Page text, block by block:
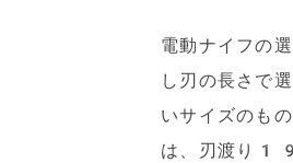
電動ナイフの
し刃の長さで
いサイズのも
は、刃渡り